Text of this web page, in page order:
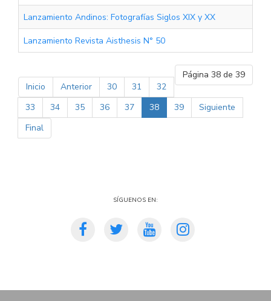
Lanzamiento Andinos: Fotografías Siglos XIX y XX
Lanzamiento Revista Aisthesis N° 50
Página 38 de 39
Inicio
Anterior 30 31
32
33
34 35 36 37 38 39
Siguiente
Final
Síguenos en: